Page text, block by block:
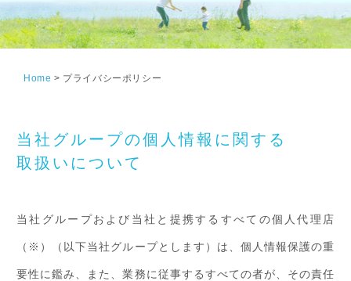
Home > プライバシーポリシー
当社グループの個人情報に関する
取扱いについて
当社グループおよび当社と提携するすべての個人代理店
（※）（以下当社グループとします）は、個人情報保護の重
要性に鑑み、また、業務に従事するすべての者が、その責任